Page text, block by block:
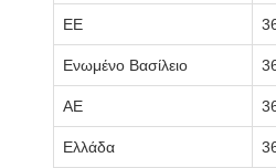
ΕΕ
Ενωμένο Βασίλειο
ΑΕ
Ελλάδα